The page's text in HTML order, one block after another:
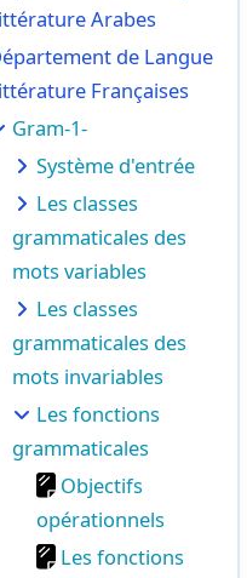
Arabes
de Langue
Françaises
Gram-1-
Système d'entrée
Les classes
grammaticales des
mots variables
Les classes
grammaticales des
mots invariables
Les fonctions
grammaticales
Objectifs
opérationnels
Les fonctions